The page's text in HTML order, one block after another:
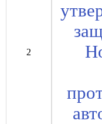
2